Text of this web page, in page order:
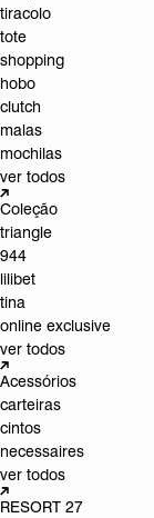
tiracolo
tote
shopping
hobo
clutch
malas
mochilas
ver todos
Coleção
triangle
944
lilibet
tina
online exclusive
ver todos
Acessórios
carteiras
cintos
necessaires
ver todos
RESORT 27